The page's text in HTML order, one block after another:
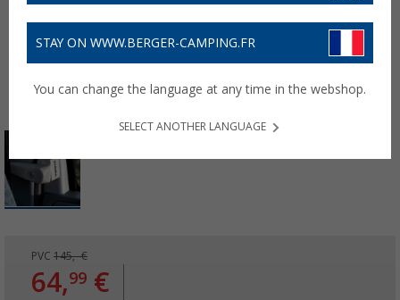
PVC 145,- €
64,99 €
STAY ON WWW.BERGER-CAMPING.FR
You can change the language at any time in the webshop.
SELECT ANOTHER LANGUAGE